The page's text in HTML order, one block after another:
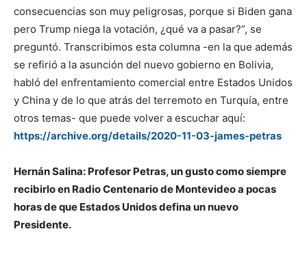
consecuencias son muy peligrosas, porque si Biden gana
pero Trump niega la votación, ¿qué va a pasar?”, se
preguntó. Transcribimos esta columna -en la que además
se refirió a la asunción del nuevo gobierno en Bolivia,
habló del enfrentamiento comercial entre Estados Unidos
y China y de lo que atrás del terremoto en Turquía, entre
otros temas- que puede volver a escuchar aquí:
https://archive.org/details/2020-11-03-james-petras
Hernán Salina: Profesor Petras, un gusto como siempre
recibirlo en Radio Centenario de Montevideo a pocas
horas de que Estados Unidos defina un nuevo
Presidente.